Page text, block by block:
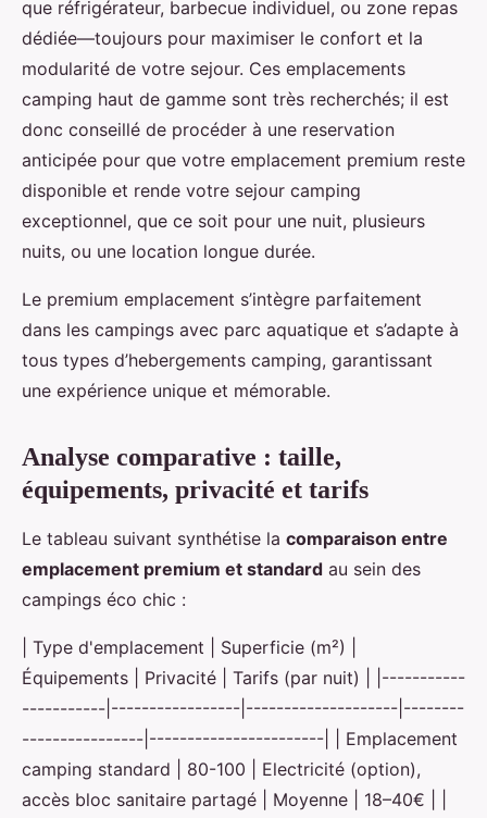
que réfrigérateur, barbecue individuel, ou zone repas
dédiée—toujours pour maximiser le confort et la
modularité de votre sejour. Ces emplacements
camping haut de gamme sont très recherchés; il est
donc conseillé de procéder à une reservation
anticipée pour que votre emplacement premium reste
disponible et rende votre sejour camping
exceptionnel, que ce soit pour une nuit, plusieurs
nuits, ou une location longue durée.
Le premium emplacement s’intègre parfaitement
dans les campings avec parc aquatique et s’adapte à
tous types d’hebergements camping, garantissant
une expérience unique et mémorable.
Analyse comparative : taille,
équipements, privacité et tarifs
Le tableau suivant synthétise la comparaison entre
emplacement premium et standard au sein des
campings éco chic :
| Type d'emplacement | Superficie (m²) |
Équipements | Privacité | Tarifs (par nuit) | |-----------
-----------|-----------------|--------------------|--------
----------------|-----------------------| | Emplacement
camping standard | 80-100 | Electricité (option),
accès bloc sanitaire partagé | Moyenne | 18–40€ | |